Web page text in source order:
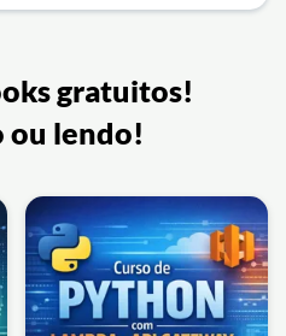
gratuitos!
ou lendo!